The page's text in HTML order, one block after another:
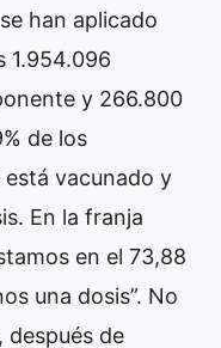
han aplicado
1.954.096
y 266.800
de los
vacunado y
En la franja
en el 73,88
una dosis”. No
de